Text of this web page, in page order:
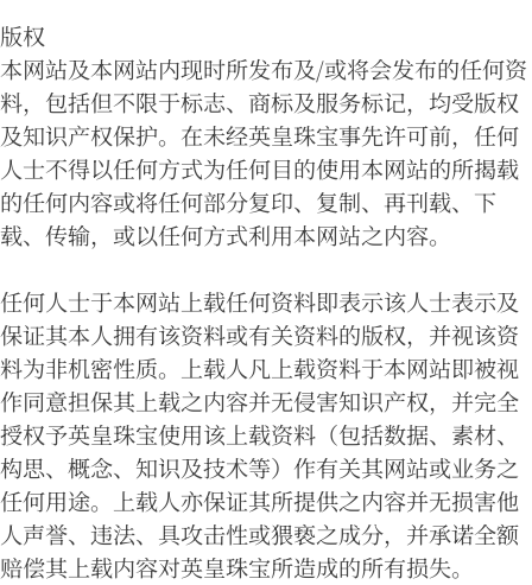
版权
本网站及本网站内现时所发布及/或将会发布的任何资
料，包括但不限于标志、商标及服务标记，均受版权
及知识产权保护。在未经英皇珠宝事先许可前，任何
人士不得以任何方式为任何目的使用本网站的所揭载
的任何内容或将任何部分复印、复制、再刊载、下
载、传输，或以任何方式利用本网站之内容。
任何人士于本网站上载任何资料即表示该人士表示及
保证其本人拥有该资料或有关资料的版权，并视该资
料为非机密性质。上载人凡上载资料于本网站即被视
作同意担保其上载之内容并无侵害知识产权，并完全
授权予英皇珠宝使用该上载资料（包括数据、素材、
构思、概念、知识及技术等）作有关其网站或业务之
任何用途。上载人亦保证其所提供之内容并无损害他
人声誉、违法、具攻击性或猥亵之成分，并承诺全额
赔偿其上载内容对英皇珠宝所造成的所有损失。